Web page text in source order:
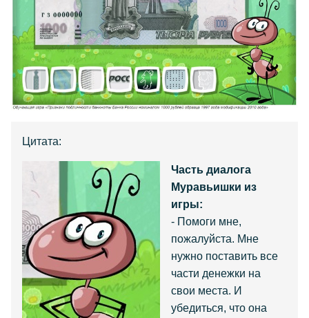
Цитата:
Часть диалога
Муравьишки из
игры:
- Помоги мне,
пожалуйста. Мне
нужно поставить все
части денежки на
свои места. И
убедиться, что она